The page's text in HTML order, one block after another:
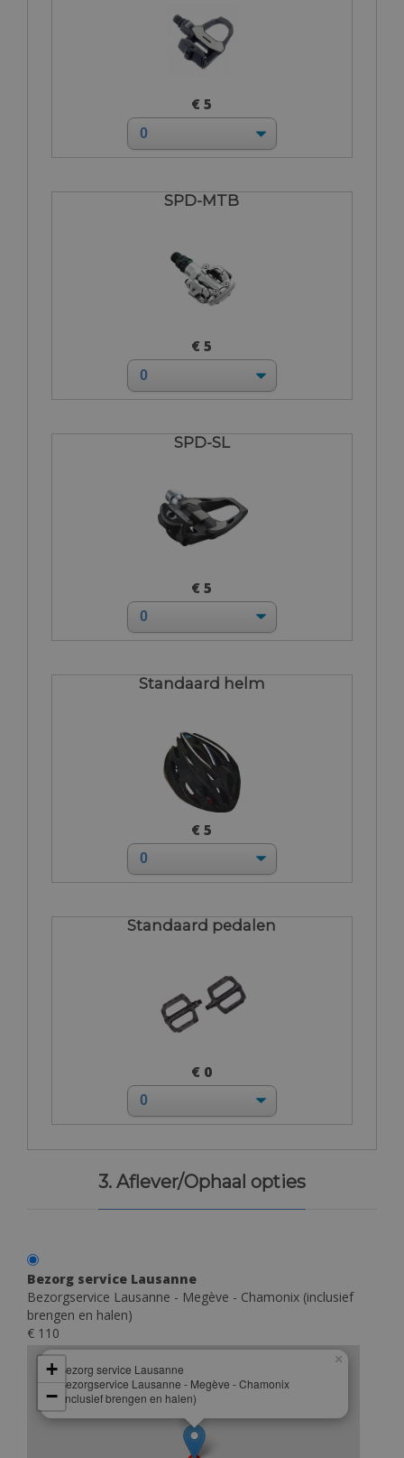
€ 5
SPD-MTB
€ 5
SPD-SL
€ 5
Standaard helm
€ 5
Standaard pedalen
€ 0
3. Aflever/Ophaal opties
Bezorg service Lausanne
Bezorgservice Lausanne - Megève - Chamonix (inclusief
brengen en halen)
€ 110
Bezorg service Lausanne
Bezorgservice Lausanne - Megève - Chamonix
(inclusief brengen en halen)
×
+
−